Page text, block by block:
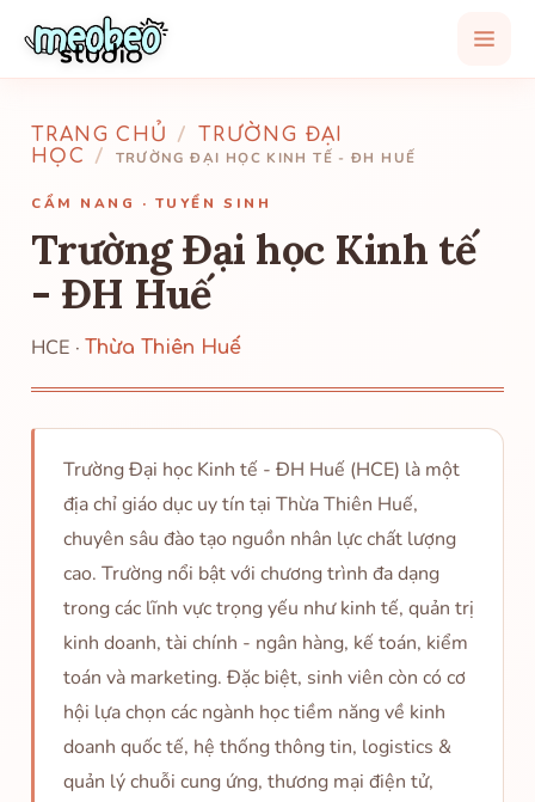
TRANG CHỦ /
TRƯỜNG ĐẠI
HỌC
/ TRƯỜNG ĐẠI HỌC KINH TẾ - ĐH HUẾ
CẨM NANG · TUYỂN SINH
Trường Đại học Kinh tế
- ĐH Huế
HCE · Thừa Thiên Huế
Trường Đại học Kinh tế - ĐH Huế (HCE) là một
địa chỉ giáo dục uy tín tại Thừa Thiên Huế,
chuyên sâu đào tạo nguồn nhân lực chất lượng
cao. Trường nổi bật với chương trình đa dạng
trong các lĩnh vực trọng yếu như kinh tế, quản trị
kinh doanh, tài chính - ngân hàng, kế toán, kiểm
toán và marketing. Đặc biệt, sinh viên còn có cơ
hội lựa chọn các ngành học tiềm năng về kinh
doanh quốc tế, hệ thống thông tin, logistics &
quản lý chuỗi cung ứng, thương mại điện tử,